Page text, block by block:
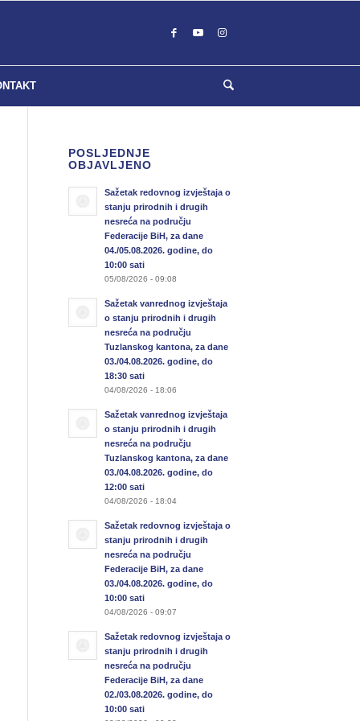
POSLJEDNJE
OBJAVLJENO
Sažetak redovnog izvještaja o
stanju prirodnih i drugih
nesreća na području
Federacije BiH, za dane
04./05.08.2026. godine, do
10:00 sati
05/08/2026 - 09:08
Sažetak vanrednog izvještaja
o stanju prirodnih i drugih
nesreća na području
Tuzlanskog kantona, za dane
03./04.08.2026. godine, do
18:30 sati
04/08/2026 - 18:06
Sažetak vanrednog izvještaja
o stanju prirodnih i drugih
nesreća na području
Tuzlanskog kantona, za dane
03./04.08.2026. godine, do
12:00 sati
04/08/2026 - 18:04
Sažetak redovnog izvještaja o
stanju prirodnih i drugih
nesreća na području
Federacije BiH, za dane
03./04.08.2026. godine, do
10:00 sati
04/08/2026 - 09:07
Sažetak redovnog izvještaja o
stanju prirodnih i drugih
nesreća na području
Federacije BiH, za dane
02./03.08.2026. godine, do
10:00 sati